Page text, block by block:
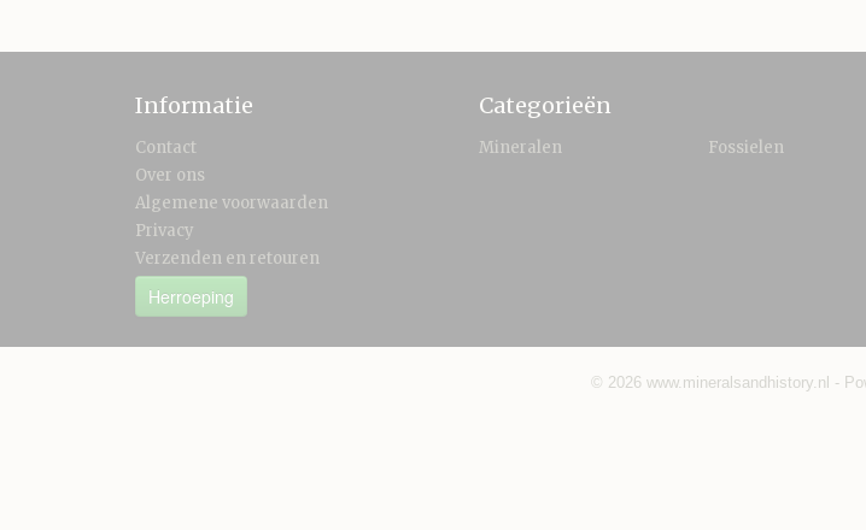
Informatie
Contact
Over ons
Algemene voorwaarden
Privacy
Verzenden en retouren
Herroeping
Categorieën
Mineralen Fossielen
© 2026 www.mineralsandhistory.nl -